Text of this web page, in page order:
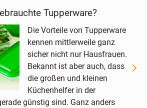
Tupperware?
Die Vorteile von Tupperware
kennen mittlerweile ganz
sicher nicht nur Hausfrauen.
Bekannt ist aber auch, dass
die großen und kleinen
Küchenhelfer in der
günstig sind. Ganz anders